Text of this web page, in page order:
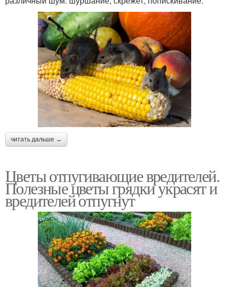
читать дальше →
Цветы отпугивающие вредителей.
Полезные цветы грядки украсят и
вредителей отпугнут